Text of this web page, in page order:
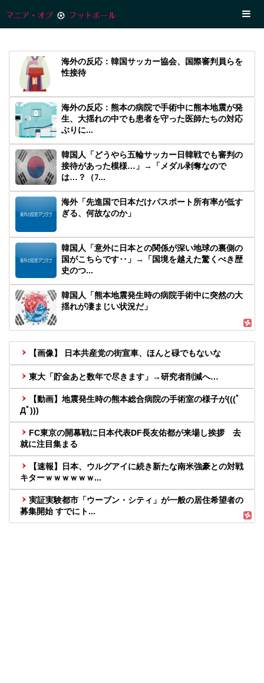
海外の反応：韓国サッカー協会、国際審判員らを
性接待
海外の反応：熊本の病院で手術中に熊本地震が発
生、大揺れの中でも患者を守った医師たちの対応
ぶりに...
韓国人「どうやら五輪サッカー日韓戦でも審判の
接待があった模様…」→「メダル剥奪なので
は…？（ﾌ...
海外「先進国で日本だけパスポート所有率が低す
ぎる、何故なのか」
韓国人「意外に日本との関係が深い地球の裏側の
国がこちらです‥」→「国境を越えた驚くべき歴
史のつ...
韓国人「熊本地震発生時の病院手術中に突然の大
揺れが凄まじい状況だ」
【画像】 日本共産党の街宣車、ほんと碌でもないな
東大「貯金あと数年で尽きます」→研究者削減へ…
【動画】地震発生時の熊本総合病院の手術室の様子が(((ﾟ
Дﾟ)))
FC東京の開幕戦に日本代表DF長友佑都が来場し挨拶 去
就に注目集まる
【速報】日本、ウルグアイに続き新たな南米強豪との対戦
キターｗｗｗｗｗｗ...
実証実験都市「ウーブン・シティ」が一般の居住希望者の
募集開始 すでにト...